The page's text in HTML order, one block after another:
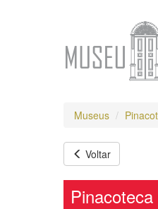
Museus
Voltar
Pinacoteca